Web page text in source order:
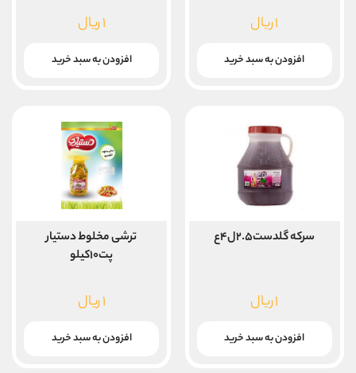
۱ریال
افزودن به سبد خرید
۱ریال
افزودن به سبد خرید
سرکه گلدست۲.۵ل۴ع
۱ریال
افزودن به سبد خرید
ترشی مخلوط دستیار
پت۱۰کیلو
۱ریال
افزودن به سبد خرید